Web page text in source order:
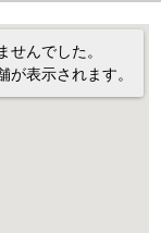
せんでした。
が表示されます。